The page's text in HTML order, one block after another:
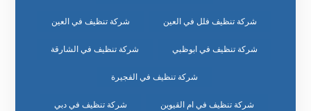
شركة تنظيف فلل في العين شركة تنظيف في العين
شركة تنظيف في ابوظبي شركة تنظيف في الشارقة
شركة تنظيف في الفجيرة
شركة تنظيف في ام القيوين شركة تنظيف في دبي